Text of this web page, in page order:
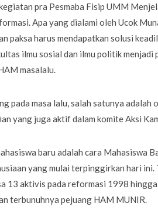
pra Pesmaba Fisip UMM
Apa yang dialami oleh Ucok
harus mendapatkan solusi
ilmu sosial dan ilmu politik menjadi
masalalu.
pada masa lalu, salah satunya adalah
yang juga aktif dalam komite Aksi
baru adalah cara Mahasiswa
yang mulai terpinggirkan hari ini.
13 aktivis pada reformasi 1998 hingga
terbunuhnya pejuang HAM MUNIR.